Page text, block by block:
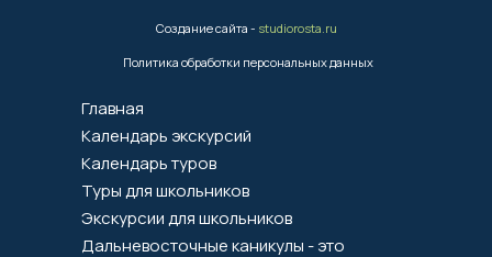
Политика обработки персональных данных
Создание сайта - studiorosta.ru
Экскурсии для школьников
Главная
Календарь экскурсий
Календарь туров
Туры для школьников
Дальневосточные каникулы - это